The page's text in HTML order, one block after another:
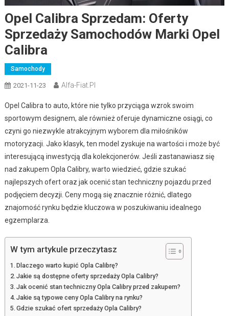
Opel Calibra Sprzedam: Oferty
Sprzedaży Samochodów Marki Opel
Calibra
Samochody
2021-11-23 Alfa-Fiat.pl
Opel Calibra to auto, które nie tylko przyciąga wzrok swoim
sportowym designem, ale również oferuje dynamiczne osiągi, co
czyni go niezwykle atrakcyjnym wyborem dla miłośników
motoryzacji. Jako klasyk, ten model zyskuje na wartości i może być
interesującą inwestycją dla kolekcjonerów. Jeśli zastanawiasz się
nad zakupem Opla Calibry, warto wiedzieć, gdzie szukać
najlepszych ofert oraz jak ocenić stan techniczny pojazdu przed
podjęciem decyzji. Ceny mogą się znacznie różnić, dlatego
znajomość rynku będzie kluczowa w poszukiwaniu idealnego
egzemplarza.
W tym artykule przeczytasz
Dlaczego warto kupić Opla Calibrę?
Jakie są dostępne oferty sprzedaży Opla Calibry?
Jak ocenić stan techniczny Opla Calibry przed zakupem?
Jakie są typowe ceny Opla Calibry na rynku?
Gdzie szukać ofert sprzedaży Opla Calibry?